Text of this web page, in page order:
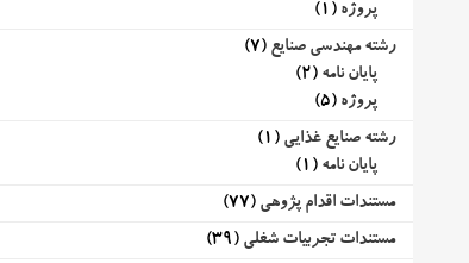
پروژه (1)
رشته مهندسی صنایع (7)
پایان نامه (2)
پروژه (5)
رشته صنایع غذایی (1)
پایان نامه (1)
مستندات اقدام پژوهی (77)
مستندات تجربیات شغلی (39)